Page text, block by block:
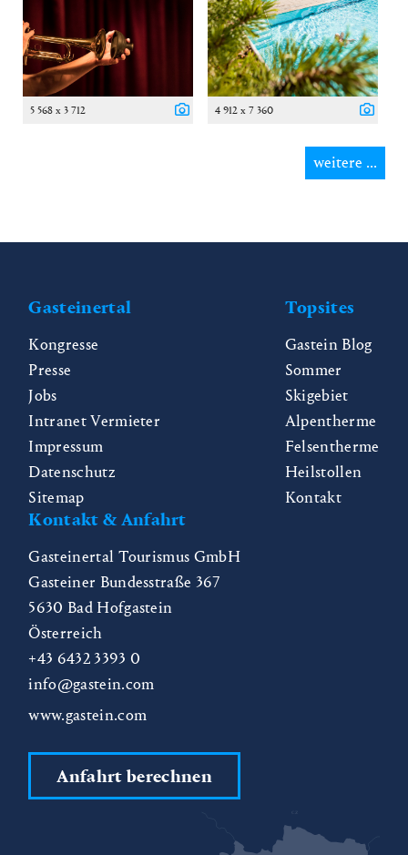
5 568 x 3 712 4 912 x 7 360
weitere ...
Gasteinertal
Kongresse
Presse
Jobs
Intranet Vermieter
Impressum
Datenschutz
Sitemap
Topsites
Gastein Blog
Sommer
Skigebiet
Alpentherme
Felsentherme
Heilstollen
Kontakt
Kontakt & Anfahrt
Gasteinertal Tourismus GmbH
Gasteiner Bundesstraße 367
5630 Bad Hofgastein
Österreich
+43 6432 3393 0
info@gastein.com
www.gastein.com
Anfahrt berechnen